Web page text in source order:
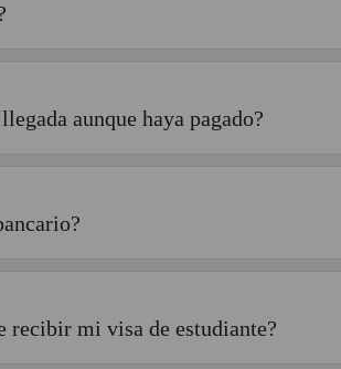
aunque haya pagado?
recibir mi visa de estudiante?